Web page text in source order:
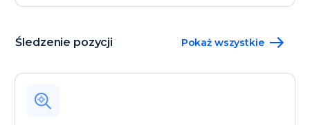
Śledzenie pozycji Pokaż wszystkie